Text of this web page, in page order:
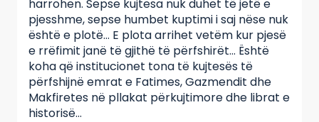
harrohen. Sepse kujtesa nuk duhet të jetë e
pjesshme, sepse humbet kuptimi i saj nëse nuk
është e plotë… E plota arrihet vetëm kur pjesë
e rrëfimit janë të gjithë të përfshirët… Është
koha që institucionet tona të kujtesës të
përfshijnë emrat e Fatimes, Gazmendit dhe
Makfiretes në pllakat përkujtimore dhe librat e
historisë…